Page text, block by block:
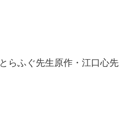
とらふぐ先生原作・ 江口心先